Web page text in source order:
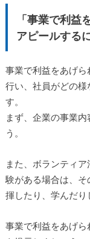
「事業で利益
アピールする
事業で利益をあげ
行い、社員がどの様
す。
まず、企業の事業
う。
また、ボランティ
験がある場合は、
揮したり、学んだり
事業で利益をあげ